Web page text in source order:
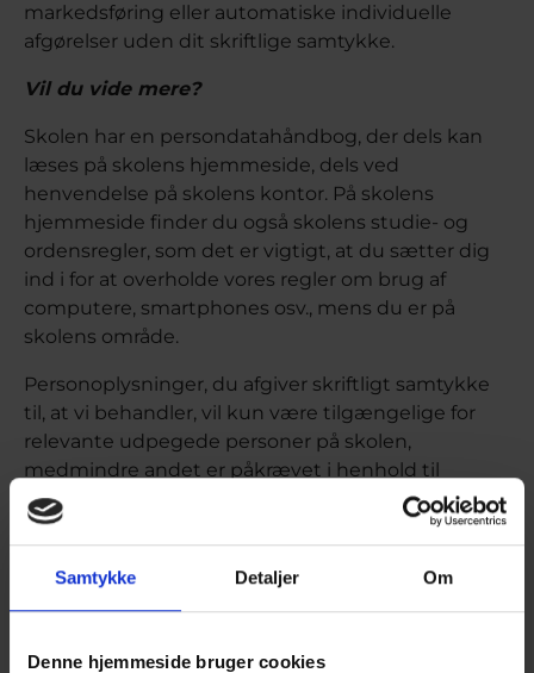
Samtykke Detaljer Om
Denne hjemmeside bruger cookies
markedsføring eller automatiske individuelle
afgørelser uden dit skriftlige samtykke.
Vil du vide mere?
Skolen har en persondatahåndbog, der dels kan
læses på skolens hjemmeside, dels ved
henvendelse på skolens kontor. På skolens
hjemmeside finder du også skolens studie- og
ordensregler, som det er vigtigt, at du sætter dig
ind i for at overholde vores regler om brug af
computere, smartphones osv., mens du er på
skolens område.
Personoplysninger, du afgiver skriftligt samtykke
til, at vi behandler, vil kun være tilgængelige for
relevante udpegede personer på skolen,
medmindre andet er påkrævet i henhold til
lovgivningen.
Kontaktinformationer
Som nævnt kan du få mere præcis information om
ved henvendelse på skolens kontor.